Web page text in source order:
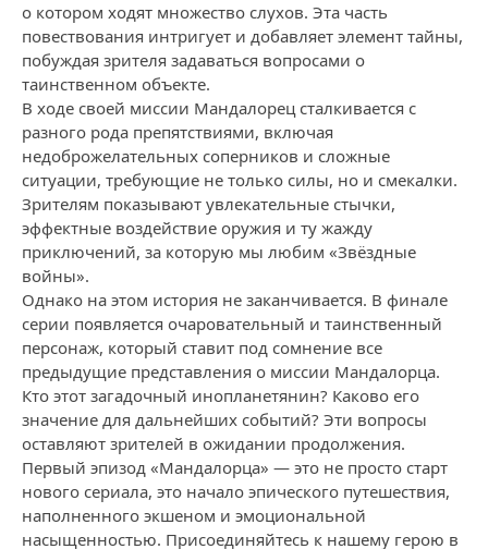
о котором ходят множество слухов. Эта часть
повествования интригует и добавляет элемент тайны,
побуждая зрителя задаваться вопросами о
таинственном объекте.
В ходе своей миссии Мандалорец сталкивается с
разного рода препятствиями, включая
недоброжелательных соперников и сложные
ситуации, требующие не только силы, но и смекалки.
Зрителям показывают увлекательные стычки,
эффектные воздействие оружия и ту жажду
приключений, за которую мы любим «Звёздные
войны».
Однако на этом история не заканчивается. В финале
серии появляется очаровательный и таинственный
персонаж, который ставит под сомнение все
предыдущие представления о миссии Мандалорца.
Кто этот загадочный инопланетянин? Каково его
значение для дальнейших событий? Эти вопросы
оставляют зрителей в ожидании продолжения.
Первый эпизод «Мандалорца» — это не просто старт
нового сериала, это начало эпического путешествия,
наполненного экшеном и эмоциональной
насыщенностью. Присоединяйтесь к нашему герою в